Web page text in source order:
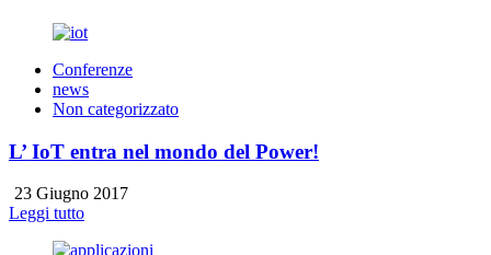
Conferenze
news
Non categorizzato
L’ IoT entra nel mondo del Power!
23 Giugno 2017
Leggi tutto